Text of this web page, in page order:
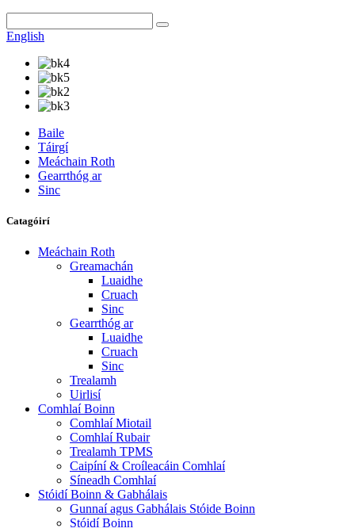
English
Baile
Táirgí
Meáchain Roth
Gearrthóg ar
Sinc
Catagóirí
Meáchain Roth
Greamachán
Luaidhe
Cruach
Sinc
Gearrthóg ar
Luaidhe
Cruach
Sinc
Trealamh
Uirlisí
Comhlaí Boinn
Comhlaí Miotail
Comhlaí Rubair
Trealamh TPMS
Caipíní & Croíleacáin Comhlaí
Síneadh Comhlaí
Stóidí Boinn & Gabhálais
Gunnaí agus Gabhálais Stóide Boinn
Stóidí Boinn